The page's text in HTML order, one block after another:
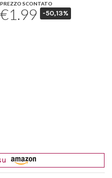
PREZZO SCONTATO
€1.99 -50,13%